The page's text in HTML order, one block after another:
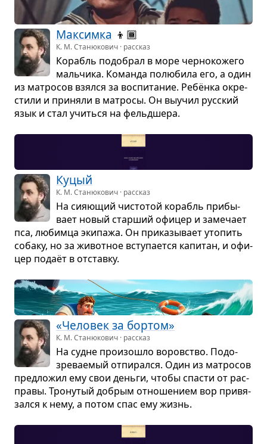
Мак­симка 👦🏾
К. М. Станюкович · рассказ
Корабль подо­брал в море чер­но­ко­жего
маль­чика. Команда полю­била его, а один
из мат­ро­сов взялся за вос­пи­та­ние. Ребёнка окре­
стили и при­няли в мат­росы. Он выучил рус­ский
язык и стал учиться на фельд­шера.
Куцый
К. М. Станюкович · рассказ
На сия­ю­щий чисто­той корабль при­бы­
вает новый стар­ший офи­цер и заме­чает
пса, любимца эки­пажа. Он при­ка­зы­вает уто­пить
собаку, но за живот­ное всту­па­ется капи­тан, и офи­
цер подаёт в отставку.
«Чело­век за бор­том»
К. М. Станюкович · рассказ
На судне про­изо­шло воров­ство. Подо­
зре­ва­е­мый отпи­рался. Один из мат­ро­сов
пред­ло­жил ему свои деньги, чтобы спа­сти от рас­
правы. Тро­ну­тый добрым отно­ше­нием вор при­вя­
зался к нему, а потом спас ему жизнь.